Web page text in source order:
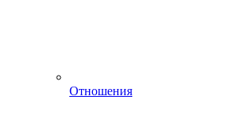
Отношения